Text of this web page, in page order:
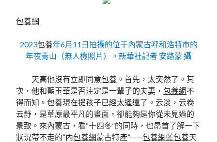
包養網
2023包養年6月11日拍攝的位于內蒙古呼和浩特市的
年夜青山（無人機照片）。新華社記者 安路蒙 攝
天高他沒有立即同意包養 。首先，太突然了。其
次，他和藍玉華是否注定是一輩子的夫妻，包養網不
得而知。包養現在提孩子已經太遙遠了。云淡，云卷
云舒，是草原最平凡的畫面，卻能夠是你從未見過的
景致。來內蒙古，看“十四冬”的同時，也昂首了解一下
狀況帶不走的“內包養網蒙古特產”——包養網藍包養天